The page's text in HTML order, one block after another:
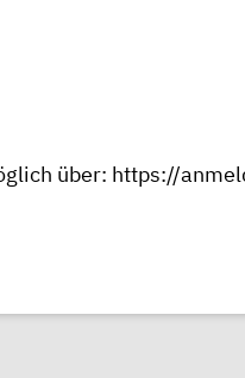
über: https://